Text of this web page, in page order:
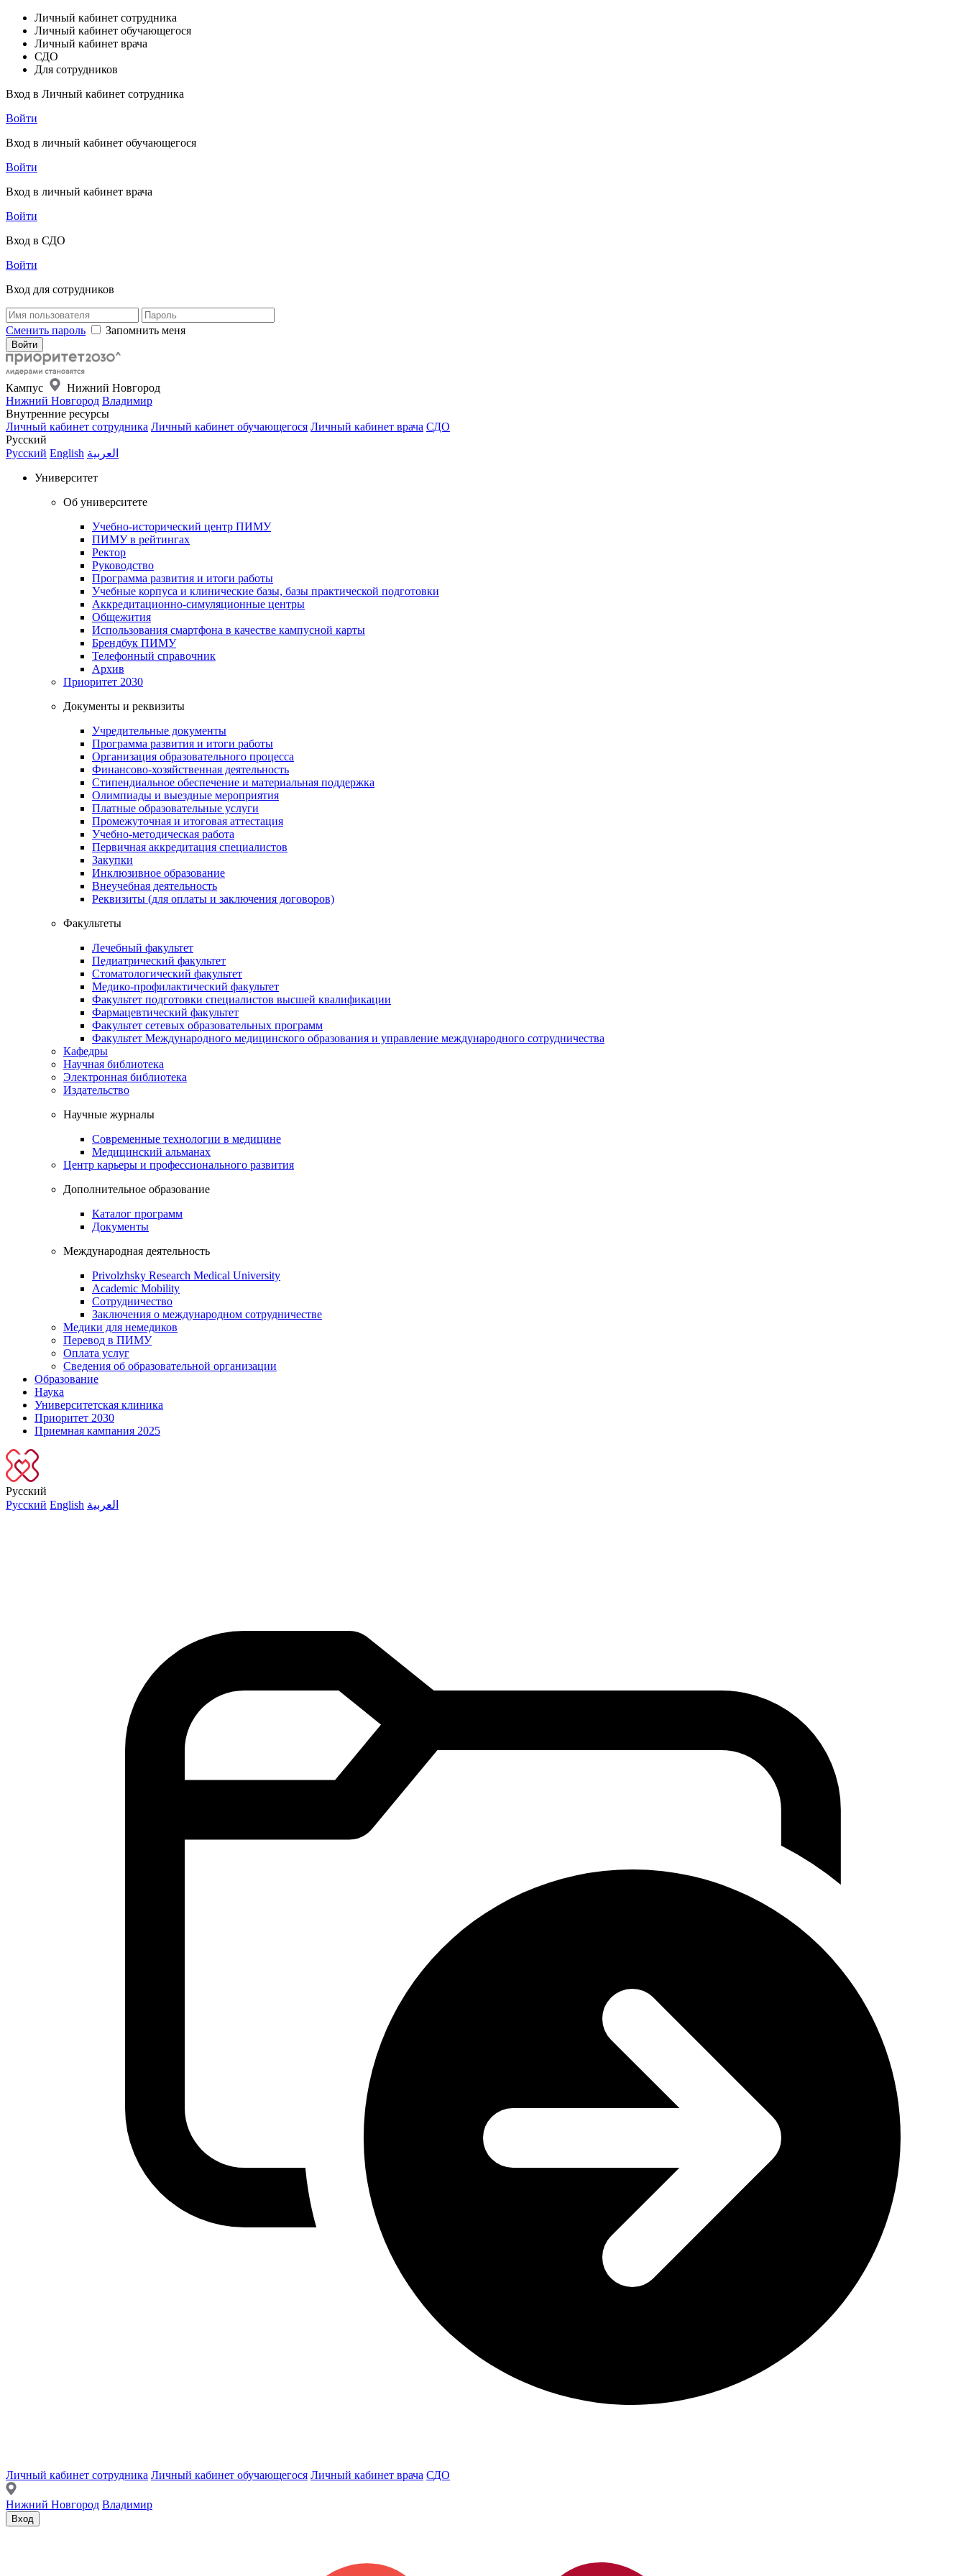
Личный кабинет сотрудника
Личный кабинет обучающегося
Личный кабинет врача
СДО
Для сотрудников
Вход в Личный кабинет сотрудника
Войти
Вход в личный кабинет обучающегося
Войти
Вход в личный кабинет врача
Войти
Вход в СДО
Войти
Вход для сотрудников
Сменить пароль Запомнить меня
Кампус
Нижний Новгород
Нижний Новгород Владимир
Внутренние ресурсы
Личный кабинет сотрудника Личный кабинет обучающегося Личный кабинет врача СДО
Русский
Русский English العربية
Университет
Об университете
Учебно-исторический центр ПИМУ
ПИМУ в рейтингах
Ректор
Руководство
Программа развития и итоги работы
Учебные корпуса и клинические базы, базы практической подготовки
Аккредитационно-симуляционные центры
Общежития
Использования смартфона в качестве кампусной карты
Брендбук ПИМУ
Телефонный справочник
Архив
Приоритет 2030
Документы и реквизиты
Учредительные документы
Программа развития и итоги работы
Организация образовательного процесса
Финансово-хозяйственная деятельность
Стипендиальное обеспечение и материальная поддержка
Олимпиады и выездные мероприятия
Платные образовательные услуги
Промежуточная и итоговая аттестация
Учебно-методическая работа
Первичная аккредитация специалистов
Закупки
Инклюзивное образование
Внеучебная деятельность
Реквизиты (для оплаты и заключения договоров)
Факультеты
Лечебный факультет
Педиатрический факультет
Стоматологический факультет
Медико-профилактический факультет
Факультет подготовки специалистов высшей квалификации
Фармацевтический факультет
Факультет сетевых образовательных программ
Факультет Международного медицинского образования и управление международного сотрудничества
Кафедры
Научная библиотека
Электронная библиотека
Издательство
Научные журналы
Современные технологии в медицине
Медицинский альманах
Центр карьеры и профессионального развития
Дополнительное образование
Каталог программ
Документы
Международная деятельность
Privolzhsky Research Medical University
Academic Mobility
Сотрудничество
Заключения о международном сотрудничестве
Медики для немедиков
Перевод в ПИМУ
Оплата услуг
Сведения об образовательной организации
Образование
Наука
Университетская клиника
Приоритет 2030
Приемная кампания 2025
Русский
Русский English العربية
Личный кабинет сотрудника Личный кабинет обучающегося Личный кабинет врача СДО
Нижний Новгород Владимир
Вход